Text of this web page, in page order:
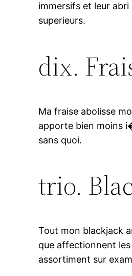
immersifs et leur abri
superieurs.
dix.
Ma fraise abolisse
apporte bien moins
sans quoi.
trio.
Tout mon blackjack
que affectionnent
assortiment sur